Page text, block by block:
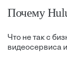
Почему
Что не так с
видеосервиса